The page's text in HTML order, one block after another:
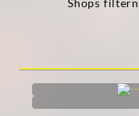
Shops filtern